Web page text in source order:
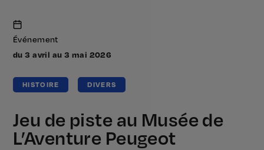
Événement
du 3 avril au 3 mai 2026
HISTOIRE DIVERS
Jeu de piste au Musée de
L’Aventure Peugeot